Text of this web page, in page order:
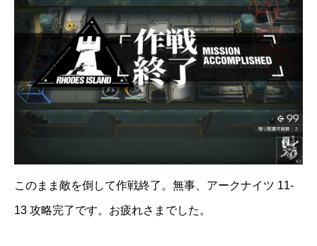
このまま敵を倒して作戦終了。無事、アークナイツ 11-
13 攻略完了です。お疲れさまでした。